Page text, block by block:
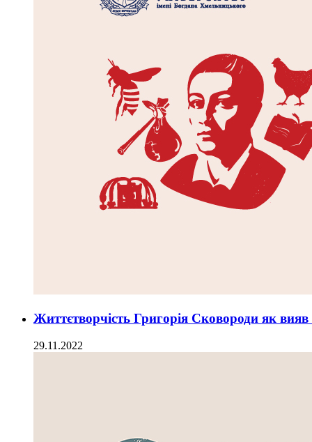
Життєтворчість Григорія Сковороди як вияв
29.11.2022